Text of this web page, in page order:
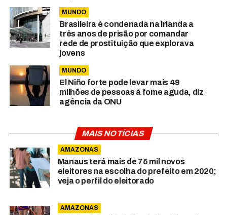
MUNDO
Brasileira é condenada na Irlanda a
três anos de prisão por comandar
rede de prostituição que explorava
jovens
MUNDO
El Niño forte pode levar mais 49
milhões de pessoas à fome aguda, diz
agência da ONU
MAIS NOTÍCIAS
AMAZONAS
Manaus terá mais de 75 mil novos
eleitores na escolha do prefeito em 2020;
veja o perfil do eleitorado
AMAZONAS